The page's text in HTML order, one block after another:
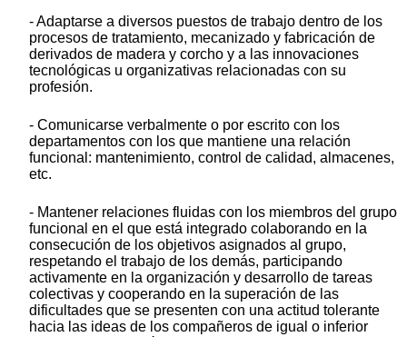
- Adaptarse a diversos puestos de trabajo dentro de los
procesos de tratamiento, mecanizado y fabricación de
derivados de madera y corcho y a las innovaciones
tecnológicas u organizativas relacionadas con su
profesión.
- Comunicarse verbalmente o por escrito con los
departamentos con los que mantiene una relación
funcional: mantenimiento, control de calidad, almacenes,
etc.
- Mantener relaciones fluidas con los miembros del grupo
funcional en el que está integrado colaborando en la
consecución de los objetivos asignados al grupo,
respetando el trabajo de los demás, participando
activamente en la organización y desarrollo de tareas
colectivas y cooperando en la superación de las
dificultades que se presenten con una actitud tolerante
hacia las ideas de los compañeros de igual o inferior